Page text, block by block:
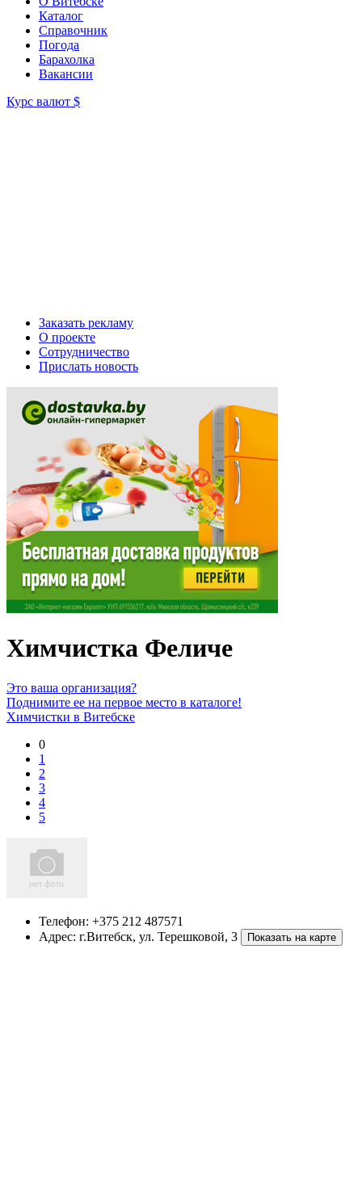
Каталог
Справочник
Погода
Барахолка
Вакансии
Курс валют $
Заказать рекламу
О проекте
Сотрудничество
Прислать новость
Химчистка Феличе
Это ваша организация?
Поднимите ее на первое место в каталоге!
Химчистки в Витебске
0
1
2
3
4
5
Телефон: +375 212 487571
Адрес: г.Витебск, ул. Терешковой, 3